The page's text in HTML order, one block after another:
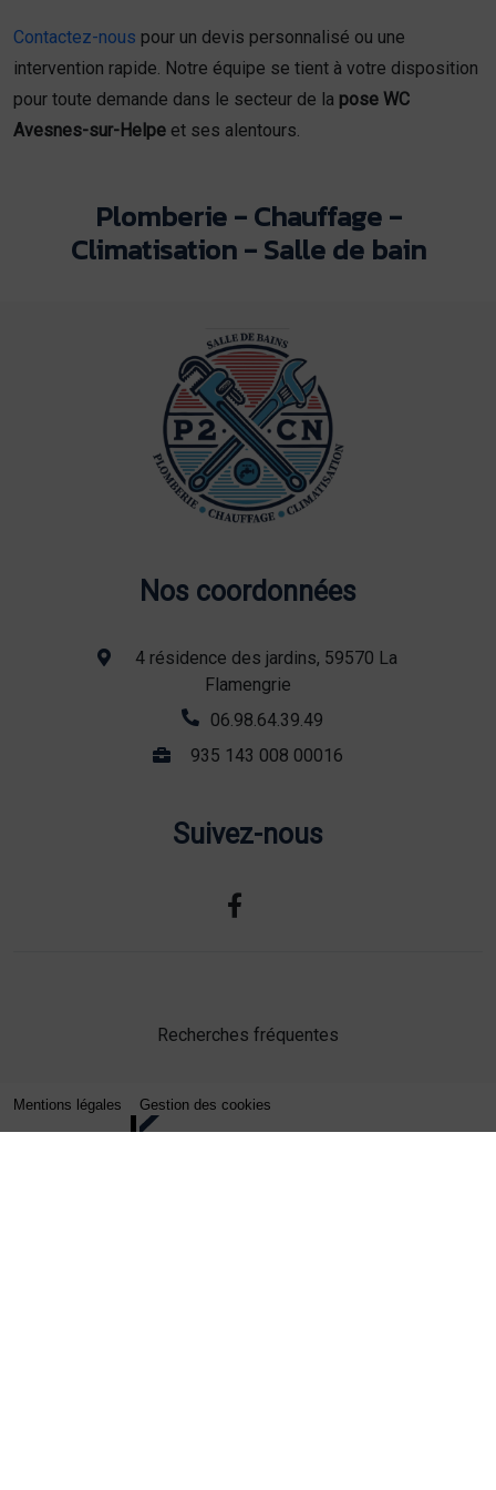
Contactez-nous pour un devis personnalisé ou une
intervention rapide. Notre équipe se tient à votre disposition
pour toute demande dans le secteur de la pose WC
Avesnes-sur-Helpe et ses alentours.
Plomberie - Chauffage -
Climatisation - Salle de bain
Nos coordonnées
4 résidence des jardins, 59570 La
Flamengrie
06.98.64.39.49
935 143 008 00016
Suivez-nous
Recherches fréquentes
Mentions légales Gestion des cookies